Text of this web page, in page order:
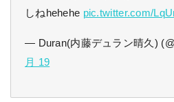
しねhehehe pic.twitter.com/
— Duran(内藤デュラン晴久)
月 19